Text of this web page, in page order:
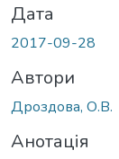
Дата
2017-09-28
Автори
Дроздова, О.В.
Анотація